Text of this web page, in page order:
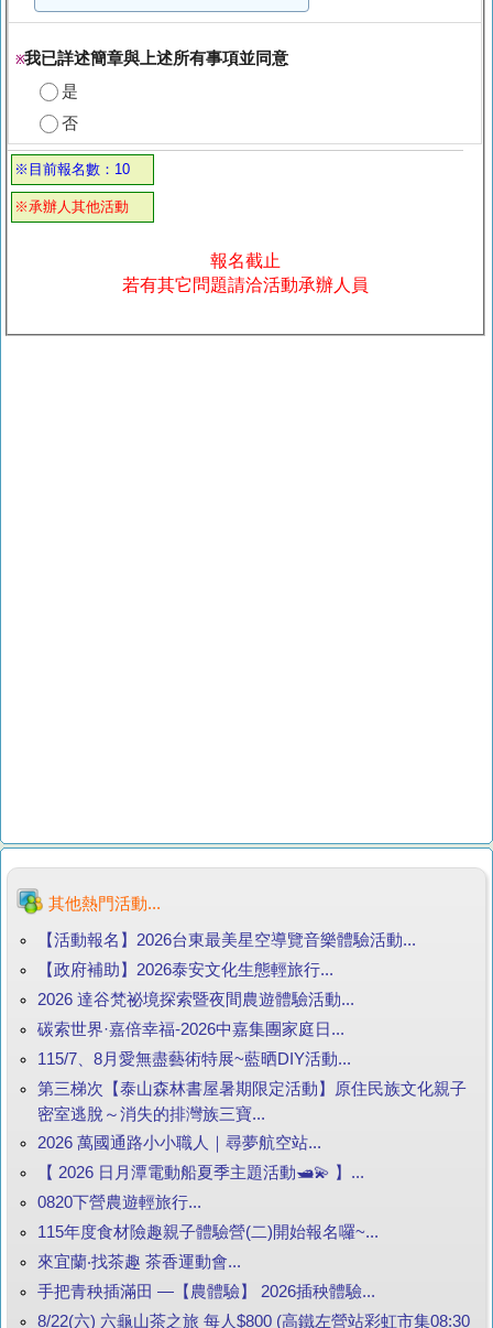
※我已詳述簡章與上述所有事項並同意
是
否
※目前報名數：10
※承辦人其他活動
報名截止
若有其它問題請洽活動承辦人員
其他熱門活動...
【活動報名】2026台東最美星空導覽音樂體驗活動...
【政府補助】2026泰安文化生態輕旅行...
2026 達谷梵祕境探索暨夜間農遊體驗活動...
碳索世界·嘉倍幸福-2026中嘉集團家庭日...
115/7、8月愛無盡藝術特展~藍晒DIY活動...
第三梯次【泰山森林書屋暑期限定活動】原住民族文化親子
密室逃脫～消失的排灣族三寶...
2026 萬國通路小小職人｜尋夢航空站...
【 2026 日月潭電動船夏季主題活動🛥️💫 】...
0820下營農遊輕旅行...
115年度食材險趣親子體驗營(二)開始報名囉~...
來宜蘭‧找茶趣 茶香運動會...
手把青秧插滿田 —【農體驗】 2026插秧體驗...
8/22(六) 六龜山茶之旅 每人$800 (高鐵左營站彩虹市集08:30